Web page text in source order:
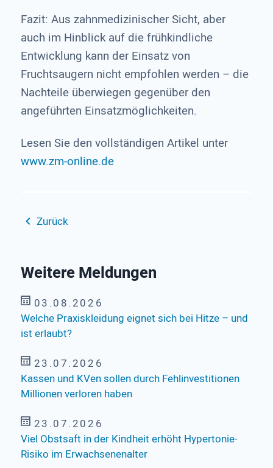
Fazit: Aus zahnmedizinischer Sicht, aber
auch im Hinblick auf die frühkindliche
Entwicklung kann der Einsatz von
Fruchtsaugern nicht empfohlen werden – die
Nachteile überwiegen gegenüber den
angeführten Einsatzmöglichkeiten.
Lesen Sie den vollständigen Artikel unter
www.zm-online.de
Zurück
Weitere Meldungen
03.08.2026
Welche Praxiskleidung eignet sich bei Hitze – und
ist erlaubt?
23.07.2026
Kassen und KVen sollen durch Fehlinvestitionen
Millionen verloren haben
23.07.2026
Viel Obstsaft in der Kindheit erhöht Hypertonie-
Risiko im Erwachsenenalter